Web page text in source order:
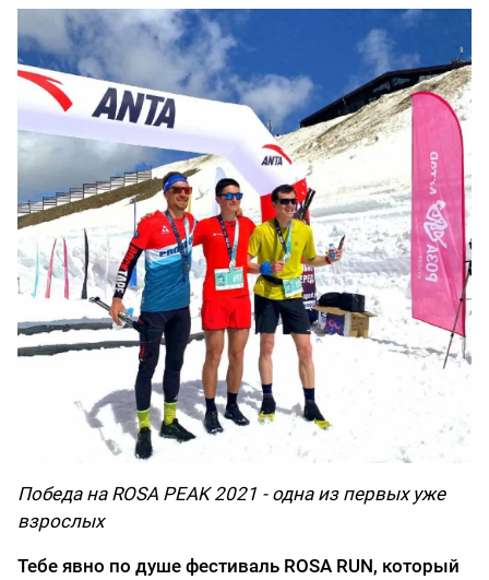
Победа на ROSA PEAK 2021 - одна из первых уже
взрослых
Тебе явно по душе фестиваль ROSA RUN, который